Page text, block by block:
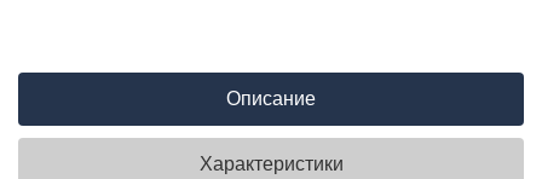
Описание
Характеристики